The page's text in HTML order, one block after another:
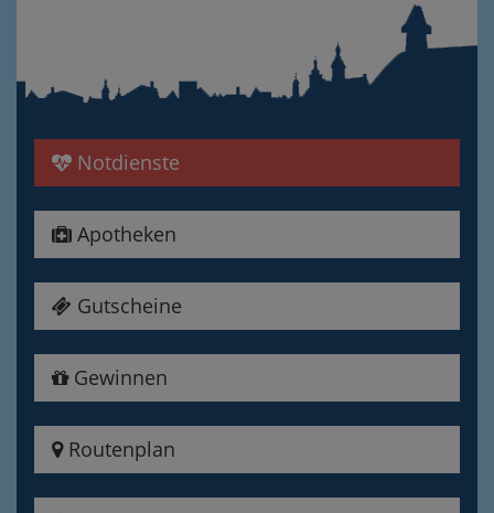
Notdienste
Apotheken
Gutscheine
Gewinnen
Routenplan